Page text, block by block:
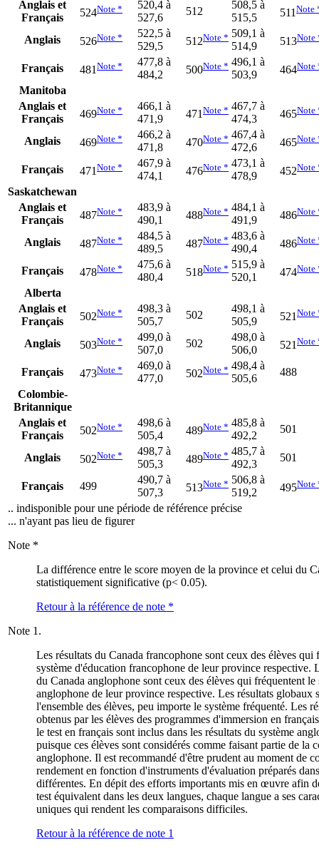
Anglais et
Français
524Note *
520,4 à
527,6
512
508,5 à
515,5
511 Note
Anglais 526Note *
522,5 à
529,5
512Note * 509,1 à
514,9
513Note
Français 481 Note *
477,8 à
484,2
500Note * 496,1 à
503,9
464Note
Manitoba
Anglais et
Français
469Note *
466,1 à
471,9
471 Note * 467,7 à
474,3
465Note
Anglais 469Note *
466,2 à
471,8
470Note * 467,4 à
472,6
465Note
Français 471 Note *
467,9 à
474,1
476Note * 473,1 à
478,9
452Note
Saskatchewan
Anglais et
Français
487Note *
483,9 à
490,1
488Note * 484,1 à
491,9
486Note
Anglais 487Note *
484,5 à
489,5
487Note * 483,6 à
490,4
486Note
Français 478Note *
475,6 à
480,4
518Note * 515,9 à
520,1
474Note
Alberta
Anglais et
Français
502Note *
498,3 à
505,7
502
498,1 à
505,9
521 Note
Anglais 503Note *
499,0 à
507,0
502
498,0 à
506,0
521 Note
Français 473Note *
469,0 à
477,0
502Note * 498,4 à
505,6
488
Colombie-
Britannique
Anglais et
Français
502Note *
498,6 à
505,4
489Note * 485,8 à
492,2
501
Anglais 502Note *
498,7 à
505,3
489Note * 485,7 à
492,3
501
Français 499
490,7 à
507,3
513Note * 506,8 à
519,2
495Note
.. indisponible pour une période de référence précise
... n'ayant pas lieu de figurer
Note *
La différence entre le score moyen de la province et celui du
statistiquement significative (p< 0.05).
Retour à la référence de note *
Note 1.
Les résultats du Canada francophone sont ceux des élèves qui
système d'éducation francophone de leur province respective.
du Canada anglophone sont ceux des élèves qui fréquentent le
anglophone de leur province respective. Les résultats globaux
l'ensemble des élèves, peu importe le système fréquenté. Les
obtenus par les élèves des programmes d'immersion en
le test en français sont inclus dans les résultats du système
puisque ces élèves sont considérés comme faisant partie de la
anglophone. Il est recommandé d'être prudent au moment de
rendement en fonction d'instruments d'évaluation préparés
différentes. En dépit des efforts importants mis en œuvre afin
test équivalent dans les deux langues, chaque langue a ses
uniques qui rendent les comparaisons difficiles.
Retour à la référence de note 1